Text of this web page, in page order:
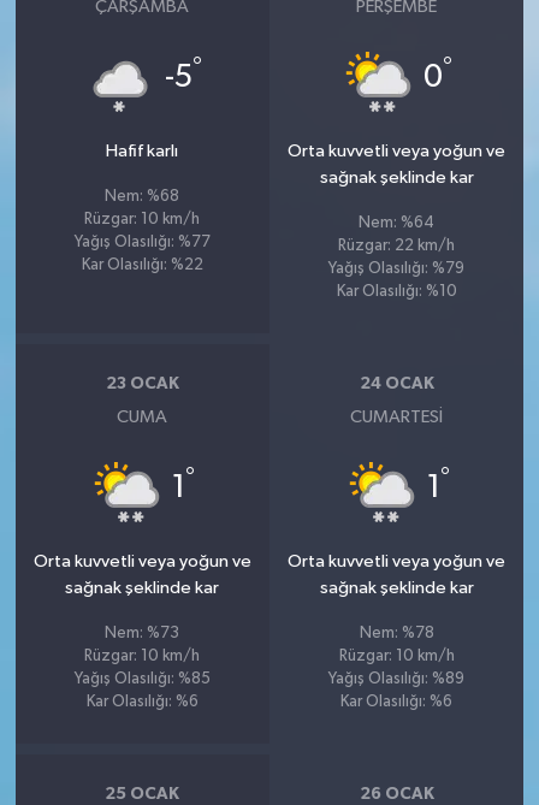
ÇARŞAMBA
-5°
Hafif karlı
Nem: %68
Rüzgar: 10 km/h
Yağış Olasılığı: %77
Kar Olasılığı: %22
PERŞEMBE
0°
Orta kuvvetli veya yoğun ve
sağnak şeklinde kar
Nem: %64
Rüzgar: 22 km/h
Yağış Olasılığı: %79
Kar Olasılığı: %10
23 OCAK
CUMA
1 °
Orta kuvvetli veya yoğun ve
sağnak şeklinde kar
Nem: %73
Rüzgar: 10 km/h
Yağış Olasılığı: %85
Kar Olasılığı: %6
24 OCAK
CUMARTESI
1 °
Orta kuvvetli veya yoğun ve
sağnak şeklinde kar
Nem: %78
Rüzgar: 10 km/h
Yağış Olasılığı: %89
Kar Olasılığı: %6
25 OCAK 26 OCAK